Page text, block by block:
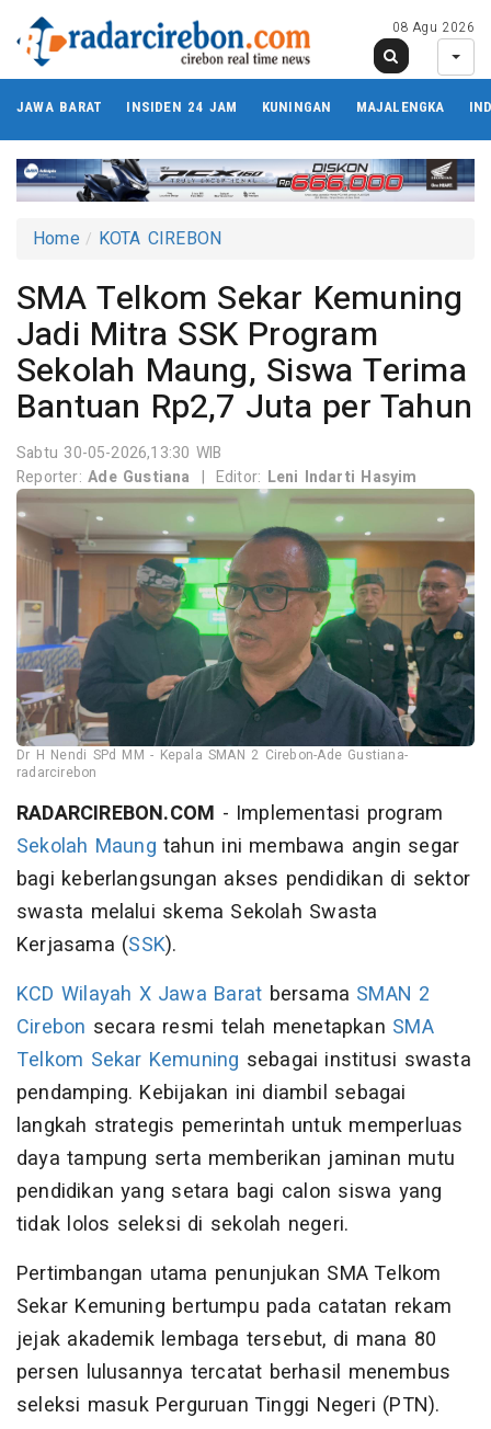
08 Agu 2026
JAWA BARAT INSIDEN 24 JAM KUNINGAN MAJALENGKA
Home KOTA CIREBON
SMA Telkom Sekar Kemuning
Jadi Mitra SSK Program
Sekolah Maung, Siswa Terima
Bantuan Rp2,7 Juta per Tahun
Sabtu 30-05-2026,13:30 WIB
Reporter:Ade Gustiana | Editor: Leni Indarti Hasyim
Dr H Nendi SPd MM - Kepala SMAN 2 Cirebon-Ade Gustiana-
radarcirebon
RADARCIREBON.COM - Implementasi program
Sekolah Maung tahun ini membawa angin segar
bagi keberlangsungan akses pendidikan di sektor
swasta melalui skema Sekolah Swasta
Kerjasama (SSK).
KCD Wilayah X Jawa Barat bersama SMAN 2
Cirebon secara resmi telah menetapkan SMA
Telkom Sekar Kemuning sebagai institusi swasta
pendamping. Kebijakan ini diambil sebagai
langkah strategis pemerintah untuk memperluas
daya tampung serta memberikan jaminan mutu
pendidikan yang setara bagi calon siswa yang
tidak lolos seleksi di sekolah negeri.
Pertimbangan utama penunjukan SMA Telkom
Sekar Kemuning bertumpu pada catatan rekam
jejak akademik lembaga tersebut, di mana 80
persen lulusannya tercatat berhasil menembus
seleksi masuk Perguruan Tinggi Negeri (PTN).